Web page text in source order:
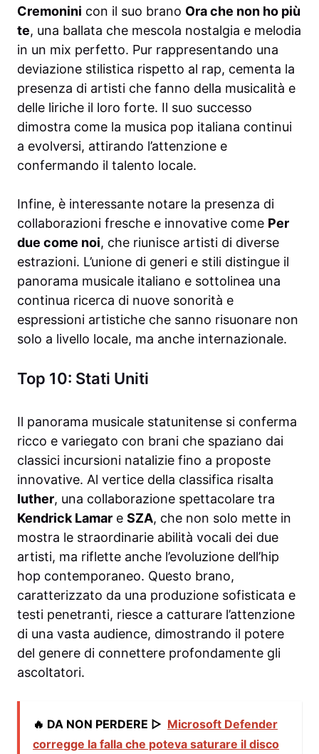
Cremonini con il suo brano Ora che non ho più
te, una ballata che mescola nostalgia e melodia
in un mix perfetto. Pur rappresentando una
deviazione stilistica rispetto al rap, cementa la
presenza di artisti che fanno della musicalità e
delle liriche il loro forte. Il suo successo
dimostra come la musica pop italiana continui
a evolversi, attirando l’attenzione e
confermando il talento locale.
Infine, è interessante notare la presenza di
collaborazioni fresche e innovative come Per
due come noi, che riunisce artisti di diverse
estrazioni. L’unione di generi e stili distingue il
panorama musicale italiano e sottolinea una
continua ricerca di nuove sonorità e
espressioni artistiche che sanno risuonare non
solo a livello locale, ma anche internazionale.
Top 10: Stati Uniti
Il panorama musicale statunitense si conferma
ricco e variegato con brani che spaziano dai
classici incursioni natalizie fino a proposte
innovative. Al vertice della classifica risalta
Iuther, una collaborazione spettacolare tra
Kendrick Lamar e SZA, che non solo mette in
mostra le straordinarie abilità vocali dei due
artisti, ma riflette anche l’evoluzione dell’hip
hop contemporaneo. Questo brano,
caratterizzato da una produzione sofisticata e
testi penetranti, riesce a catturare l’attenzione
di una vasta audience, dimostrando il potere
del genere di connettere profondamente gli
ascoltatori.
🔥 DA NON PERDERE ▷ Microsoft Defender
corregge la falla che poteva saturare il disco